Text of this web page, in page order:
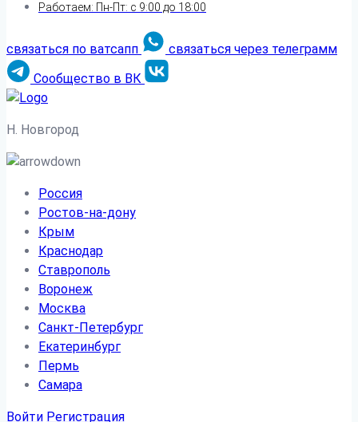
Работаем: Пн-Пт: с 9:00 до 18:00
связаться по ватсапп
связаться через телеграмм
Сообщество в ВК
Н. Новгород
Россия
Ростов-на-дону
Крым
Краснодар
Ставрополь
Воронеж
Москва
Санкт-Петербург
Екатеринбург
Пермь
Самара
Войти Регистрация